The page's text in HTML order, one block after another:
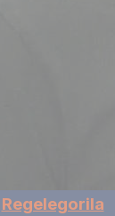
Regelegorila